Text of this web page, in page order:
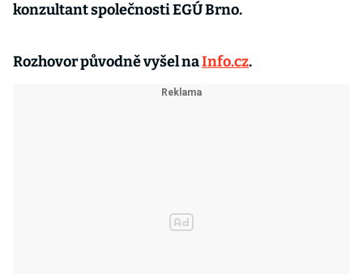
konzultant společnosti EGÚ Brno.
Rozhovor původně vyšel naInfo.cz.